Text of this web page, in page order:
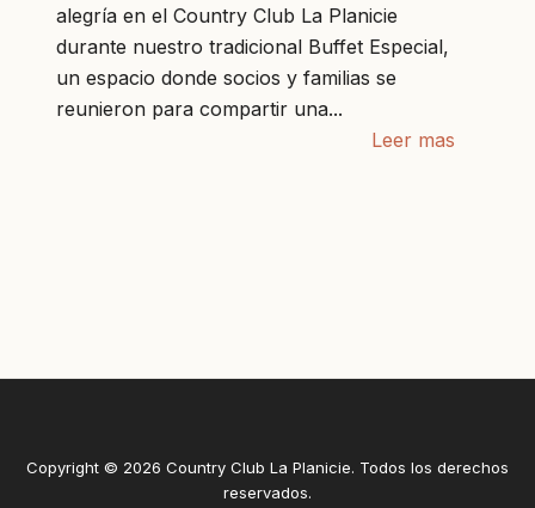
alegría en el Country Club La Planicie
durante nuestro tradicional Buffet Especial,
un espacio donde socios y familias se
reunieron para compartir una...
Leer mas
Copyright © 2026 Country Club La Planicie. Todos los derechos
reservados.